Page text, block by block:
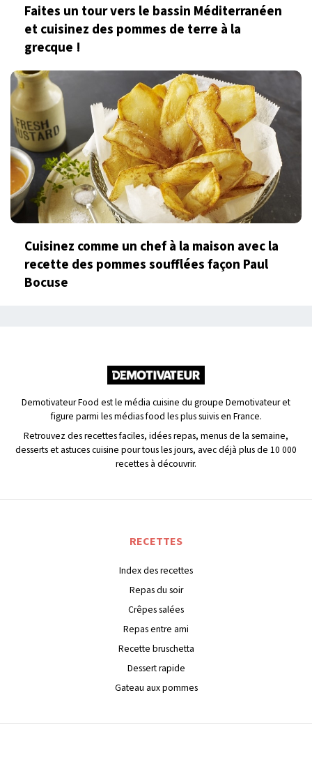
Faites un tour vers le bassin Méditerranéen
et cuisinez des pommes de terre à la
grecque !
Cuisinez comme un chef à la maison avec la
recette des pommes soufflées façon Paul
Bocuse
Demotivateur Food est le média cuisine du groupe Demotivateur et
figure parmi les médias food les plus suivis en France.
Retrouvez des recettes faciles, idées repas, menus de la semaine,
desserts et astuces cuisine pour tous les jours, avec déjà plus de 10 000
recettes à découvrir.
RECETTES
Index des recettes
Repas du soir
Crêpes salées
Repas entre ami
Recette bruschetta
Dessert rapide
Gateau aux pommes